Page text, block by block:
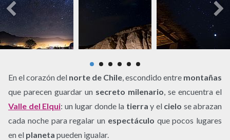
En el corazón del norte de Chile , escondido entre montañas
que parecen guardar un secreto milenario , se encuentra el
Valle del Elqui: un lugar donde la tierra y el cielo se abrazan
cada noche para regalar un espectáculo que pocos lugares
en el planeta pueden igualar.